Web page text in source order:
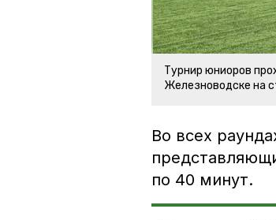
Турнир юниоров
Железноводске на
Во всех
по 40 минут.